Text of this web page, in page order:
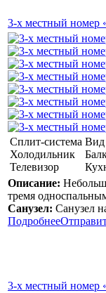
3-х местный номер
Сплит-система
Холодильник
Телевизор
Вид
Описание:
тремя
Санузел: Санузел
Подробнее
3-х местный номер